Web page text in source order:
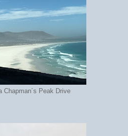
Chapman´s Peak Drive